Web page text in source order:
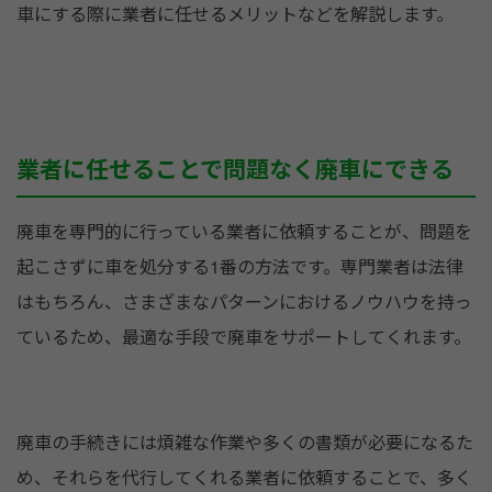
車にする際に業者に任せるメリットなどを解説します。
業者に任せることで問題なく廃車にできる
廃車を専門的に行っている業者に依頼することが、問題を
起こさずに車を処分する1番の方法です。専門業者は法律
はもちろん、さまざまなパターンにおけるノウハウを持っ
ているため、最適な手段で廃車をサポートしてくれます。
廃車の手続きには煩雑な作業や多くの書類が必要になるた
め、それらを代行してくれる業者に依頼することで、多く